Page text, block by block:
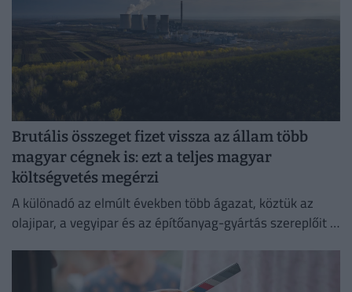
Brutális összeget fizet vissza az állam több
magyar cégnek is: ezt a teljes magyar
költségvetés megérzi
A különadó az elmúlt években több ágazat, köztük az
olajipar, a vegyipar és az építőanyag-gyártás szereplőit is